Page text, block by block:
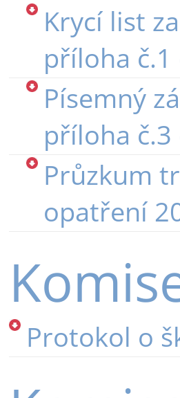
Krycí list
příloha
Písemný
příloha
Průzkum
opatření
Protokol o